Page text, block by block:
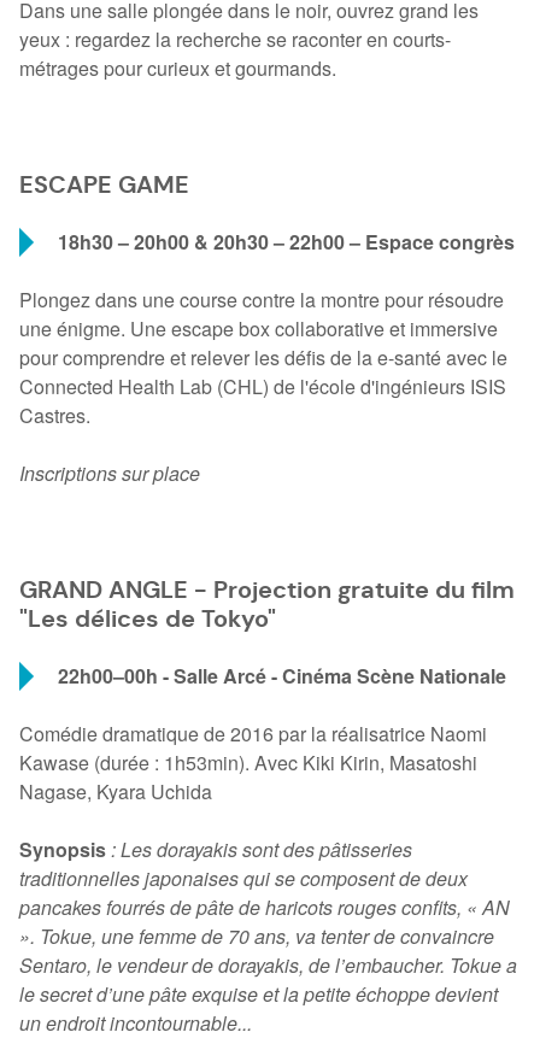
Dans une salle plongée dans le noir, ouvrez grand les
yeux : regardez la recherche se raconter en courts-
métrages pour curieux et gourmands.
ESCAPE GAME
18h30 – 20h00 & 20h30 – 22h00 – Espace congrès
Plongez dans une course contre la montre pour résoudre
une énigme. Une escape box collaborative et immersive
pour comprendre et relever les défis de la e-santé avec le
Connected Health Lab (CHL) de l'école d'ingénieurs ISIS
Castres.
Inscriptions sur place
GRAND ANGLE - Projection gratuite du film
"Les délices de Tokyo"
22h00–00h - Salle Arcé - Cinéma Scène Nationale
Comédie dramatique de 2016 par la réalisatrice Naomi
Kawase (durée : 1h53min). Avec Kiki Kirin, Masatoshi
Nagase, Kyara Uchida
Synopsis: Les dorayakis sont des pâtisseries
traditionnelles japonaises qui se composent de deux
pancakes fourrés de pâte de haricots rouges confits, « AN
». Tokue, une femme de 70 ans, va tenter de convaincre
Sentaro, le vendeur de dorayakis, de l’embaucher. Tokue a
le secret d’une pâte exquise et la petite échoppe devient
un endroit incontournable...